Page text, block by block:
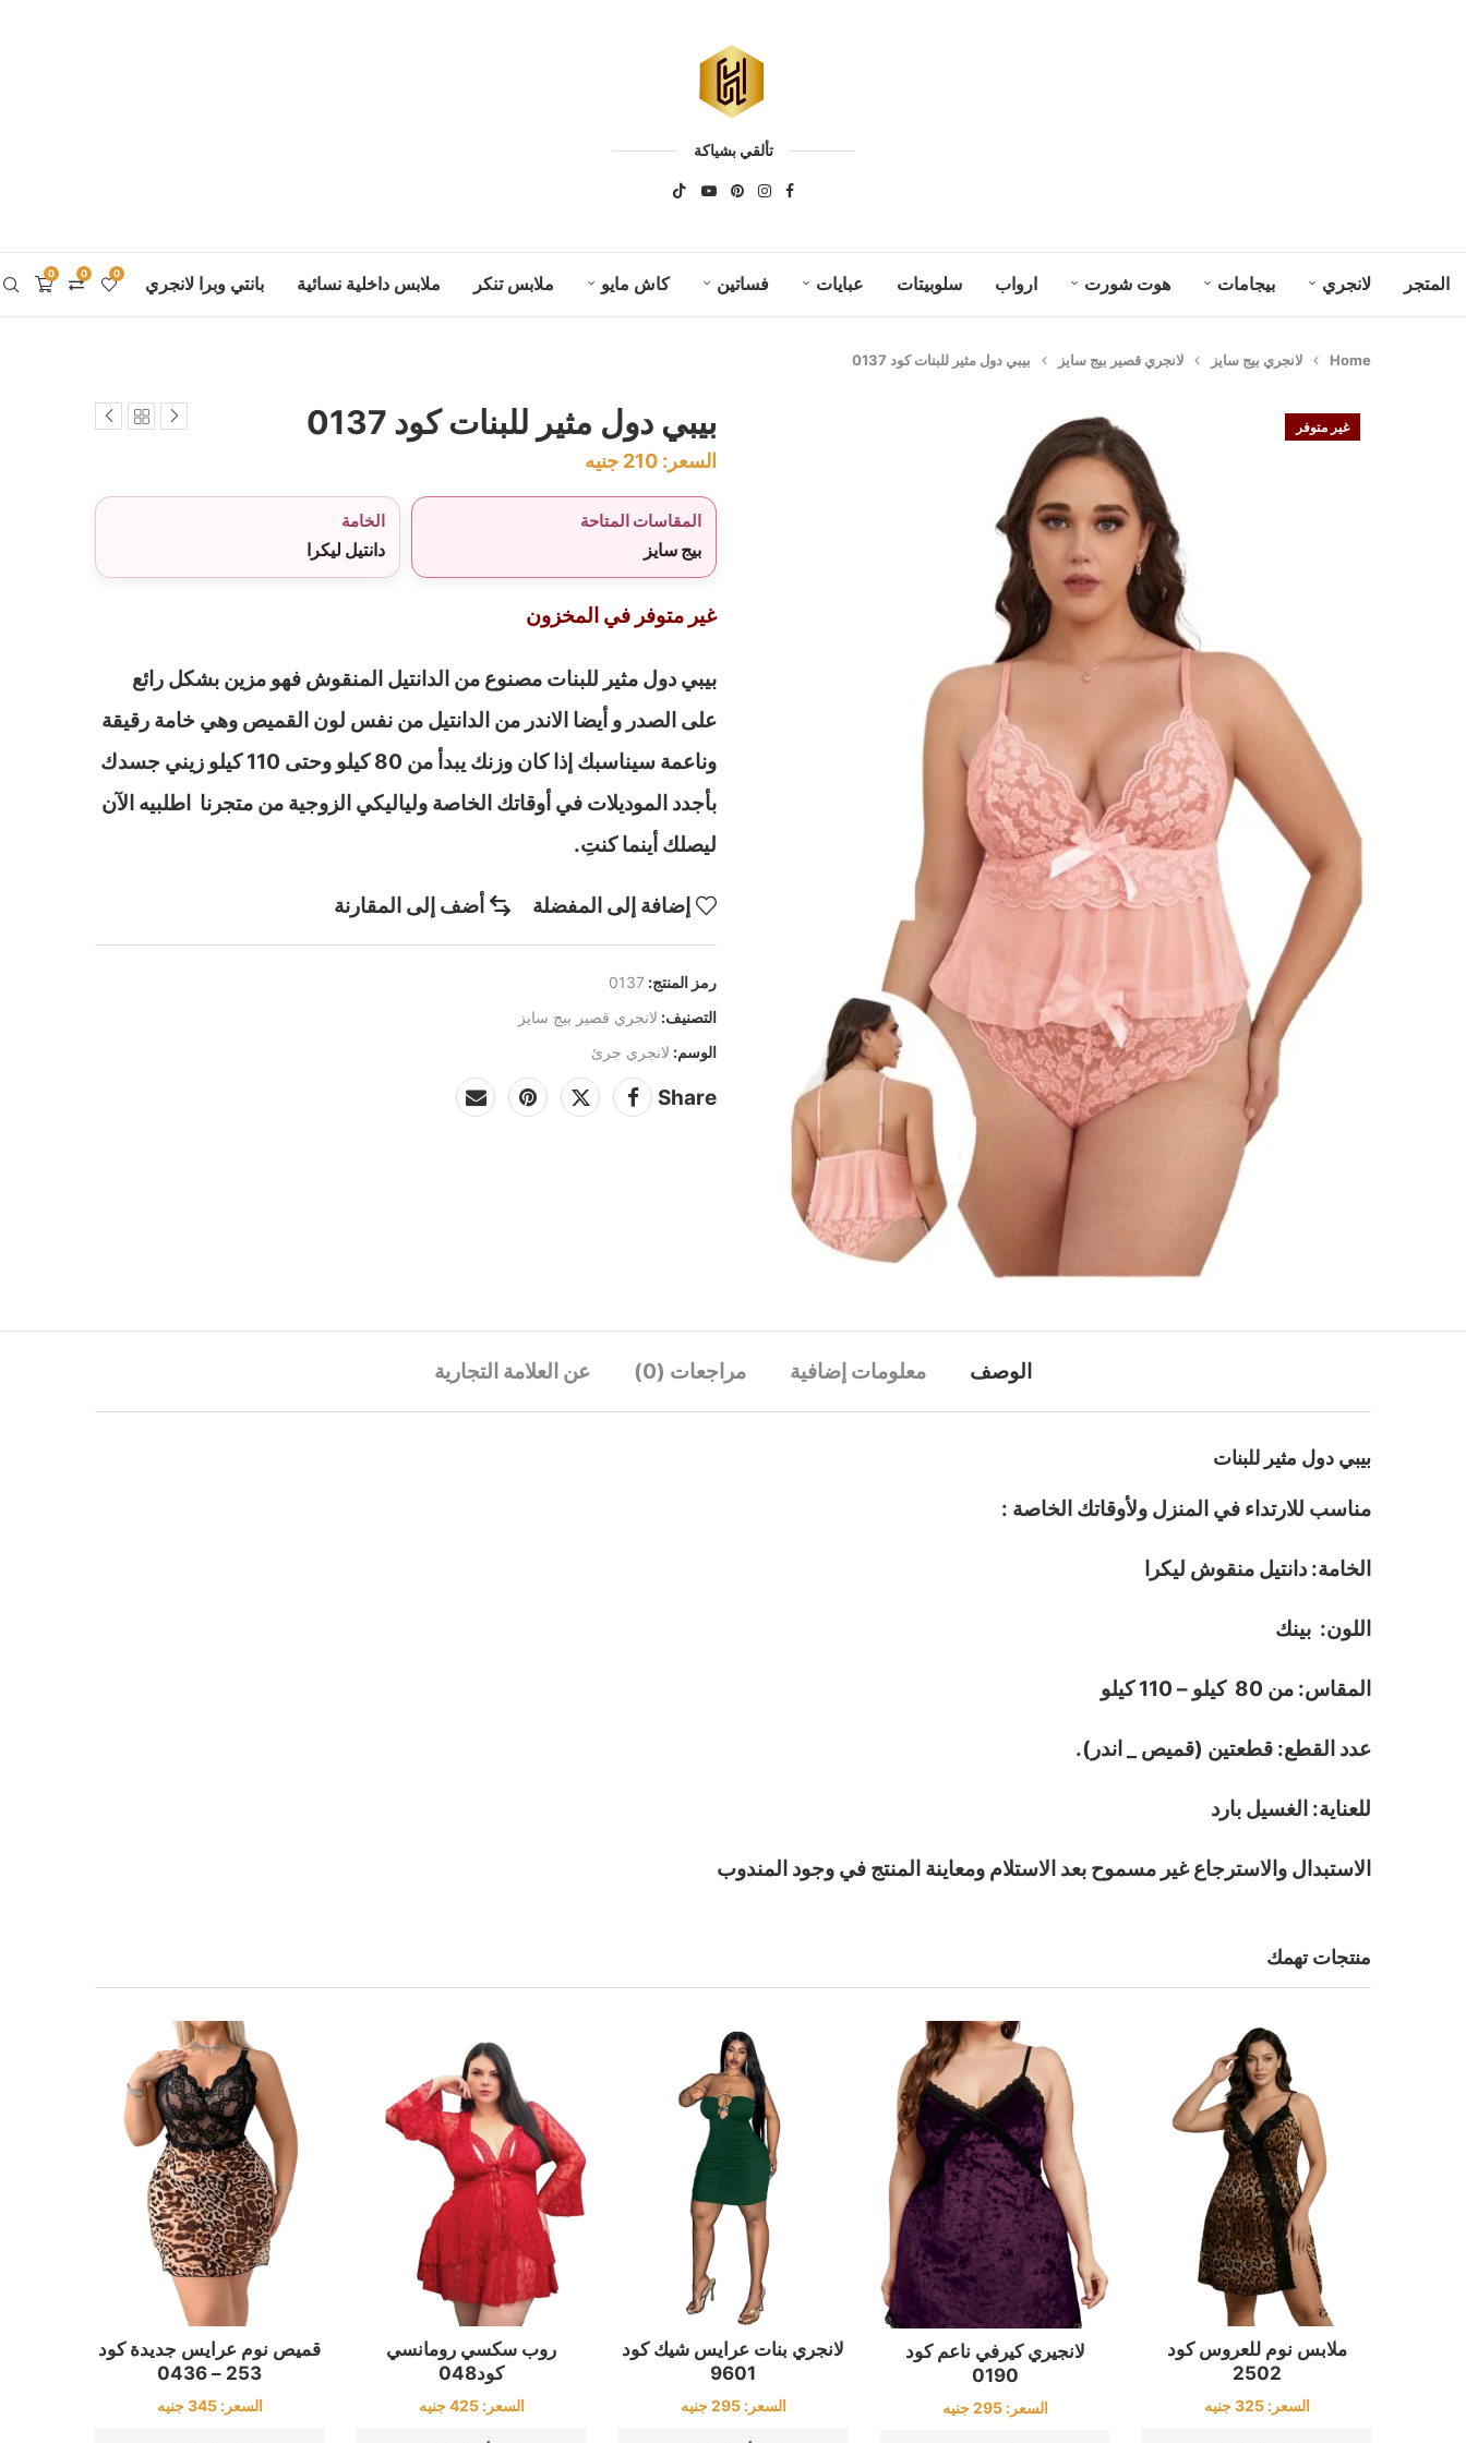
تألقي بشياكة
المتجر لانجري بيجامات هوت شورت ارواب سلوبيتات عبايات فساتين كاش مايو ملابس تنكر ملابس داخلية نسائية بانتي وبرا لانجري 0 0 0
Home لانجري بيج سايز لانجري قصير بيج سايز بيبي دول مثير للبنات كود 0137
غير متوفر بيبي دول مثير للبنات كود 0137
السعر: 210 جنيه
المقاسات المتاحة
بيج سايز
الخامة
دانتيل ليكرا
غير متوفر في المخزون
بيبي دول مثير للبنات مصنوع من الدانتيل المنقوش فهو مزين بشكل رائع
على الصدر و أيضا الاندر من الدانتيل من نفس لون القميص وهي خامة رقيقة
وناعمة سيناسبك إذا كان وزنك يبدأ من 80 كيلو وحتى 110 كيلو زيني جسدك
بأجدد الموديلات في أوقاتك الخاصة ولياليكي الزوجية من متجرنا اطلبيه الآن
ليصلك أينما كنتِ.
إضافة إلى المفضلة أضف إلى المقارنة
رمز المنتج: 0137
التصنيف: لانجري قصير بيج سايز
الوسم: لانجري جرئ
Share
الوصف معلومات إضافية مراجعات (0) عن العلامة التجارية
بيبي دول مثير للبنات
مناسب للارتداء في المنزل ولأوقاتك الخاصة :
الخامة: دانتيل منقوش ليكرا
اللون: بينك
المقاس: من 80 كيلو – 110 كيلو
عدد القطع: قطعتين (قميص _ اندر).
للعناية: الغسيل بارد
الاستبدال والاسترجاع غير مسموح بعد الاستلام ومعاينة المنتج في وجود المندوب
منتجات تهمك
ملابس نوم للعروس كود
2502
السعر:325 جنيه
لانجيري كيرفي ناعم كود
0190
السعر:295 جنيه
لانجري بنات عرايس شيك كود
9601
السعر:295 جنيه
روب سكسي رومانسي
كود048
السعر:425 جنيه
قميص نوم عرايس جديدة كود
253 – 0436
السعر:345 جنيه